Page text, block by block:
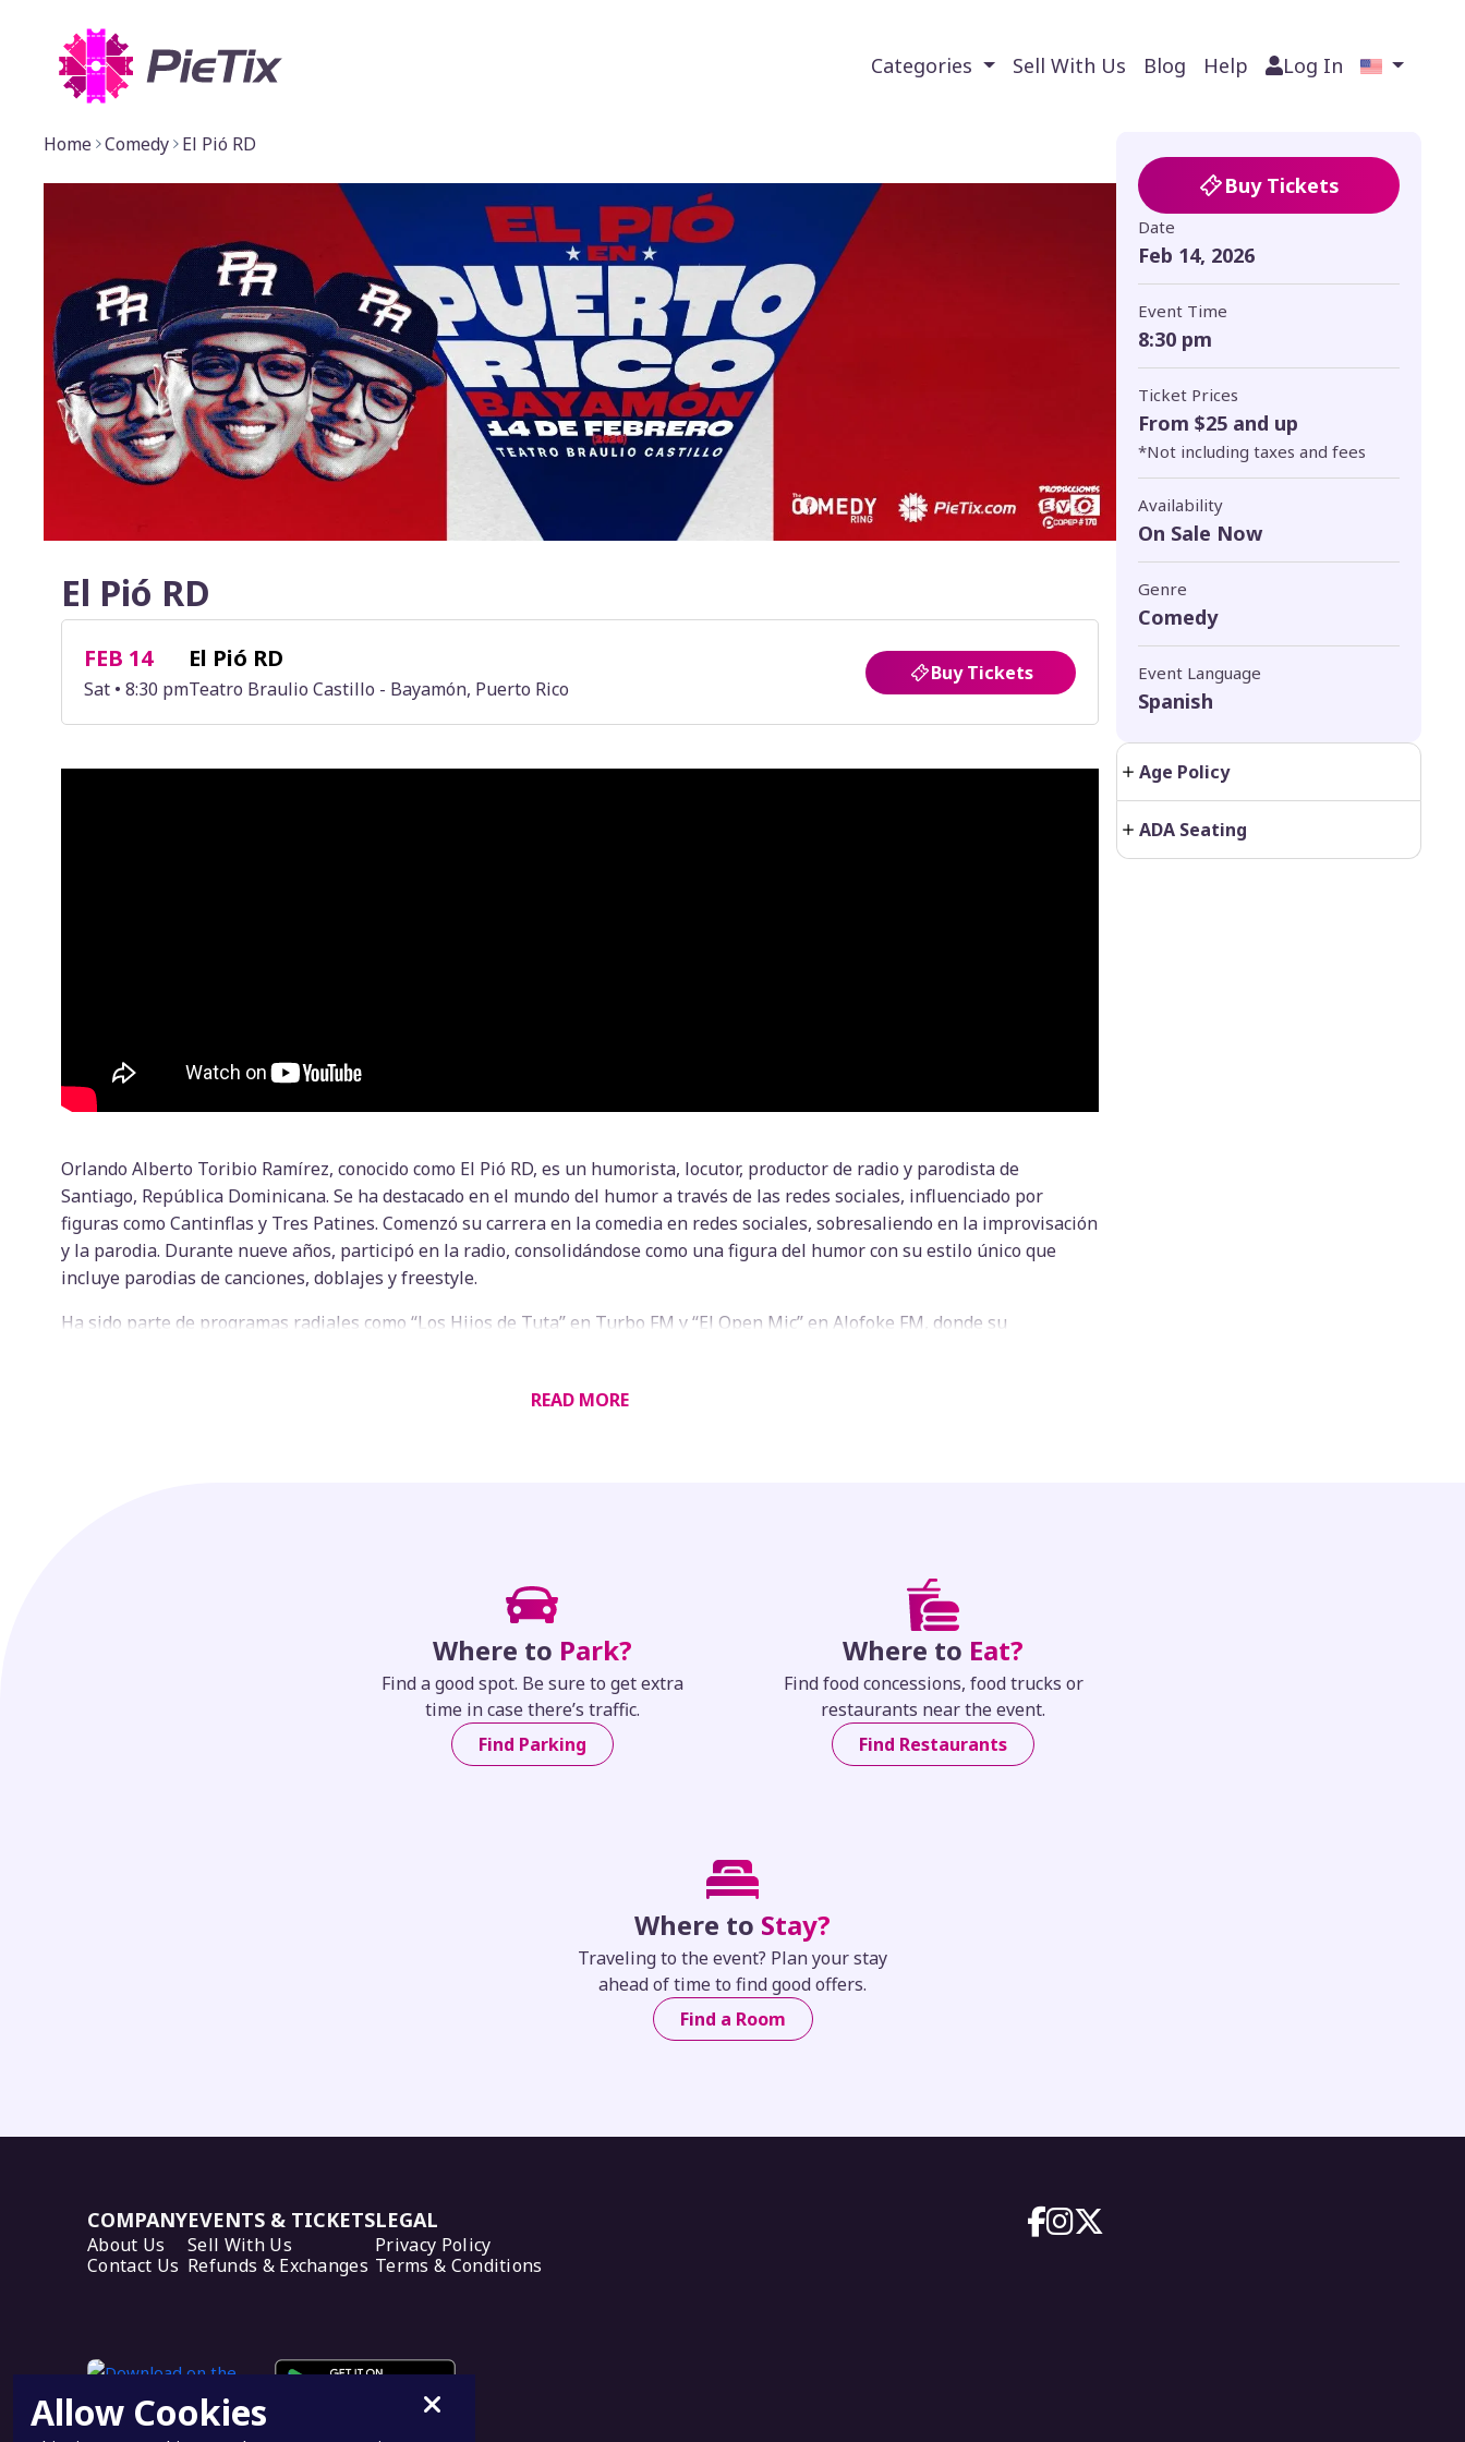
Categories Sell With Us Blog Help Log In
Home Comedy El Pió RD
El Pió RD
FEB 14
Sat • 8:30 pm
El Pió RD
Teatro Braulio Castillo - Bayamón, Puerto Rico
Buy Tickets
Orlando Alberto Toribio Ramírez, conocido como El Pió RD, es un humorista, locutor, productor de radio y parodista de
Santiago, República Dominicana. Se ha destacado en el mundo del humor a través de las redes sociales, influenciado por
figuras como Cantinflas y Tres Patines. Comenzó su carrera en la comedia en redes sociales, sobresaliendo en la improvisación
y la parodia. Durante nueve años, participó en la radio, consolidándose como una figura del humor con su estilo único que
incluye parodias de canciones, doblajes y freestyle.
Ha sido parte de programas radiales como “Los Hijos de Tuta” en Turbo FM y “El Open Mic” en Alofoke FM, donde su
Premios Soberanos como Stand-up Comedy del año (2023, 2024). Además, ha participado en importantes cadenas de televisión
READ MORE
Buy Tickets
Date
Feb 14, 2026
Event Time
8:30 pm
Ticket Prices
From $25 and up
*Not including taxes and fees
Availability
On Sale Now
Genre
Comedy
Event Language
Spanish
Age Policy
ADA Seating
Where to Park?
Find a good spot. Be sure to get extra
time in case there’s traffic.
Find Parking
Where to Eat?
Find food concessions, food trucks or
restaurants near the event.
Find Restaurants
Where to Stay?
Traveling to the event? Plan your stay
ahead of time to find good offers.
Find a Room
COMPANY
About Us
Contact Us
EVENTS & TICKETS
Sell With Us
Refunds & Exchanges
LEGAL
Privacy Policy
Terms & Conditions
Allow Cookies